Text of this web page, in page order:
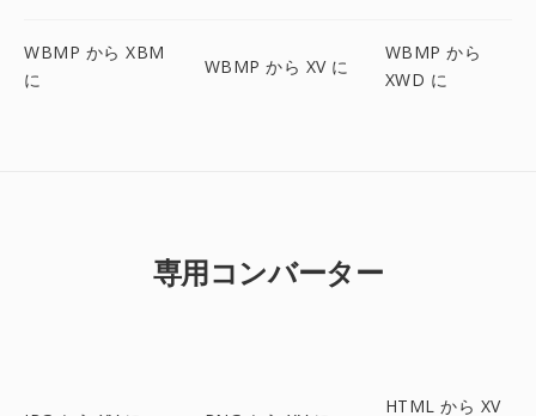
WBMP から XBM
に
WBMP から XV に
WBMP から
XWD に
専用コンバーター
HTML から XV